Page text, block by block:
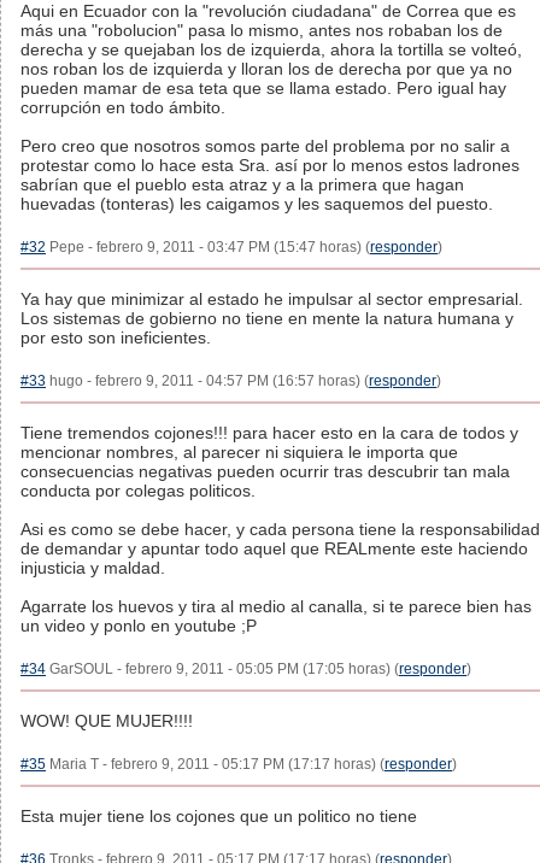
Aqui en Ecuador con la "revolución ciudadana" de Correa que es
más una "robolucion" pasa lo mismo, antes nos robaban los de
derecha y se quejaban los de izquierda, ahora la tortilla se volteó,
nos roban los de izquierda y lloran los de derecha por que ya no
pueden mamar de esa teta que se llama estado. Pero igual hay
corrupción en todo ámbito.
Pero creo que nosotros somos parte del problema por no salir a
protestar como lo hace esta Sra. así por lo menos estos ladrones
sabrían que el pueblo esta atraz y a la primera que hagan
huevadas (tonteras) les caigamos y les saquemos del puesto.
#32 Pepe - febrero 9, 2011 - 03:47 PM (15:47 horas) (responder)
Ya hay que minimizar al estado he impulsar al sector empresarial.
Los sistemas de gobierno no tiene en mente la natura humana y
por esto son ineficientes.
#33 hugo - febrero 9, 2011 - 04:57 PM (16:57 horas) (responder)
Tiene tremendos cojones!!! para hacer esto en la cara de todos y
mencionar nombres, al parecer ni siquiera le importa que
consecuencias negativas pueden ocurrir tras descubrir tan mala
conducta por colegas politicos.
Asi es como se debe hacer, y cada persona tiene la responsabilidad
de demandar y apuntar todo aquel que REALmente este haciendo
injusticia y maldad.
Agarrate los huevos y tira al medio al canalla, si te parece bien has
un video y ponlo en youtube ;P
#34 GarSOUL - febrero 9, 2011 - 05:05 PM (17:05 horas) (responder)
WOW! QUE MUJER!!!!
#35 Maria T - febrero 9, 2011 - 05:17 PM (17:17 horas) (responder)
Esta mujer tiene los cojones que un politico no tiene
#36 Tronks - febrero 9, 2011 - 05:17 PM (17:17 horas) (responder)